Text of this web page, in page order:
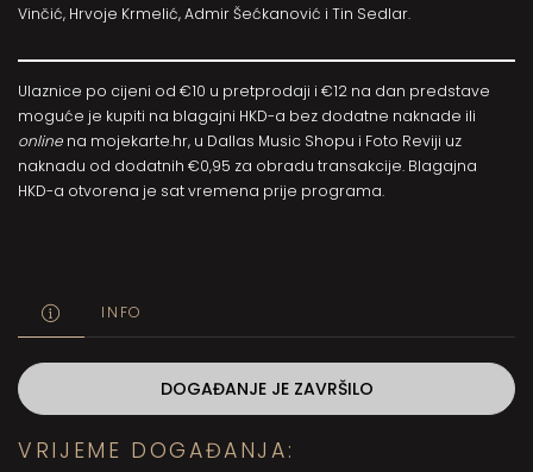
Vinčić, Hrvoje Krmelić, Admir Šećkanović i Tin Sedlar.
Ulaznice po cijeni od €10 u pretprodaji i €12 na dan predstave
moguće je kupiti na blagajni HKD-a bez dodatne naknade ili
online na mojekarte.hr, u Dallas Music Shopu i Foto Reviji uz
naknadu od dodatnih €0,95 za obradu transakcije. Blagajna
HKD-a otvorena je sat vremena prije programa.
INFO
DOGAĐANJE JE ZAVRŠILO
VRIJEME DOGAĐANJA: